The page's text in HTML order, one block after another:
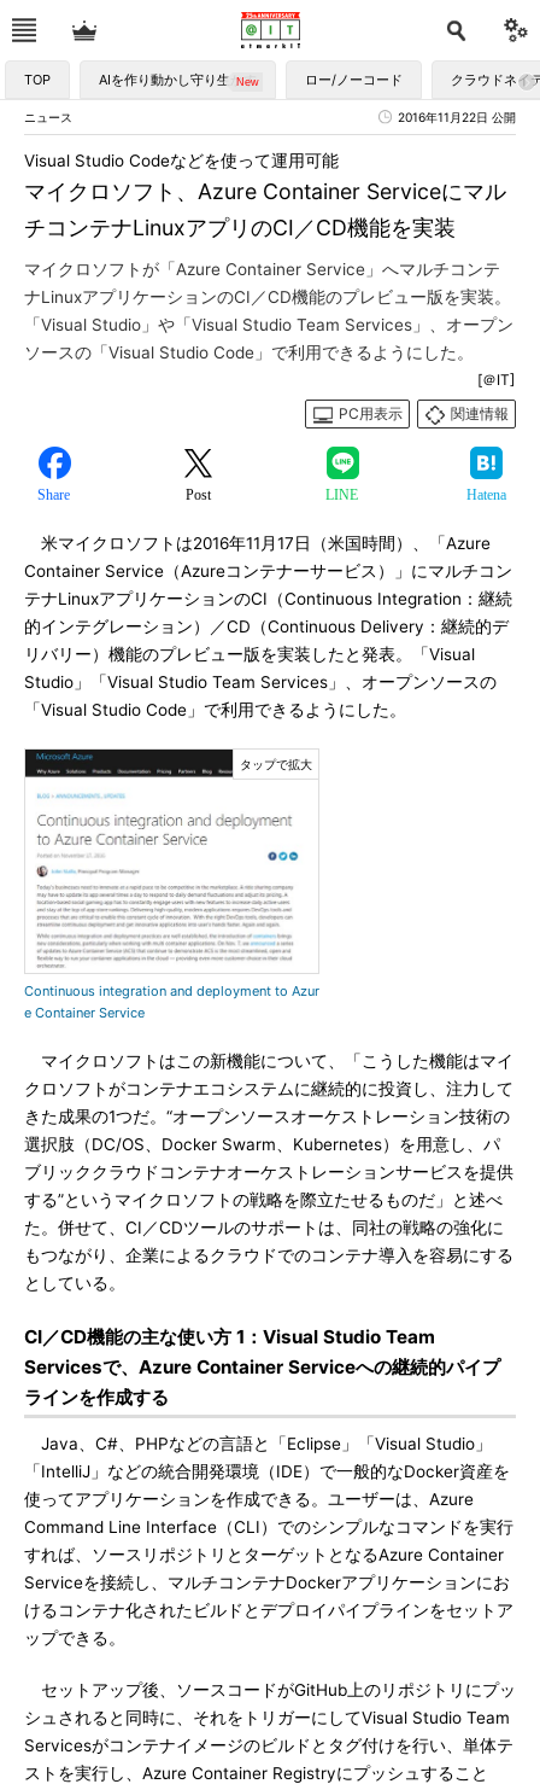
TOP AIを作り動かし守り生かす ロー/ノーコード クラウドネイ
ニュース 2016年11月22日 公開
マイクロソフト、Azure Container Serviceにマル
チコンテナLinuxアプリのCI／CD機能を実装
Visual Studio Codeなどを使って運用可能
マイクロソフトが「Azure Container Service」へマルチコンテ
ナLinuxアプリケーションのCI／CD機能のプレビュー版を実装。
「Visual Studio」や「Visual Studio Team Services」、オープン
ソースの「Visual Studio Code」で利用できるようにした。
[＠IT]
PC用表示
関連情報
Share Post LINE Hatena
米マイクロソフトは2016年11月17日（米国時間）、「Azure
Container Service（Azureコンテナーサービス）」にマルチコン
テナLinuxアプリケーションのCI（Continuous Integration：継続
的インテグレーション）／CD（Continuous Delivery：継続的デ
リバリー）機能のプレビュー版を実装したと発表。「Visual
Studio」「Visual Studio Team Services」、オープンソースの
「Visual Studio Code」で利用できるようにした。
Continuous integration and deployment to Azur
e Container Service
マイクロソフトはこの新機能について、「こうした機能はマイ
クロソフトがコンテナエコシステムに継続的に投資し、注力して
きた成果の1つだ。“オープンソースオーケストレーション技術の
選択肢（DC/OS、Docker Swarm、Kubernetes）を用意し、パ
ブリッククラウドコンテナオーケストレーションサービスを提供
する”というマイクロソフトの戦略を際立たせるものだ」と述べ
た。併せて、CI／CDツールのサポートは、同社の戦略の強化に
もつながり、企業によるクラウドでのコンテナ導入を容易にする
としている。
CI／CD機能の主な使い方 1：Visual Studio Team
Servicesで、Azure Container Serviceへの継続的パイプ
ラインを作成する
Java、C#、PHPなどの言語と「Eclipse」「Visual Studio」
「IntelliJ」などの統合開発環境（IDE）で一般的なDocker資産を
使ってアプリケーションを作成できる。ユーザーは、Azure
Command Line Interface（CLI）でのシンプルなコマンドを実行
すれば、ソースリポジトリとターゲットとなるAzure Container
Serviceを接続し、マルチコンテナDockerアプリケーションにお
けるコンテナ化されたビルドとデプロイパイプラインをセットア
ップできる。
セットアップ後、ソースコードがGitHub上のリポジトリにプッ
シュされると同時に、それをトリガーにしてVisual Studio Team
Servicesがコンテナイメージのビルドとタグ付けを行い、単体テ
ストを実行し、Azure Container Registryにプッシュすること